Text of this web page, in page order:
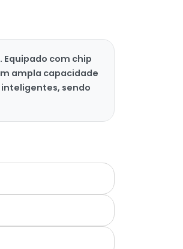
Equipado com chip
ampla capacidade
sendo